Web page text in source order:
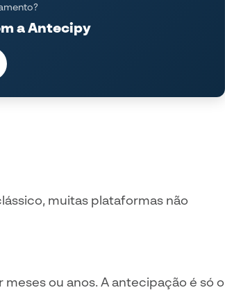
a Antecipy
muitas plataformas não
ou anos. A antecipação é só o